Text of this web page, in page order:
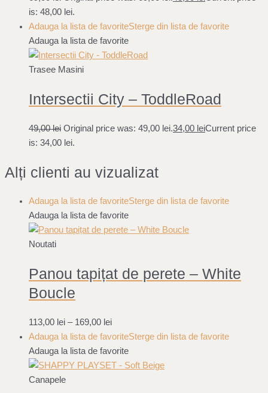
is: 48,00 lei.
Adauga la lista de favoriteSterge din lista de favorite
Adauga la lista de favorite
Trasee Masini
Intersectii City – ToddleRoad
49,00lei Original price was: 49,00 lei.34,00 leiCurrent price
is: 34,00 lei.
Alți clienti au vizualizat
Adauga la lista de favoriteSterge din lista de favorite
Adauga la lista de favorite
Noutati
Panou tapițat de perete – White
Boucle
113,00 lei – 169,00 lei
Adauga la lista de favoriteSterge din lista de favorite
Adauga la lista de favorite
Canapele